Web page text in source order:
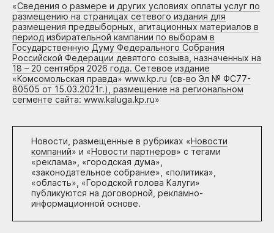
«Сведения о размере и других условиях оплаты услуг по
размещению на страницах сетевого издания для
размещения предвыборных, агитационных материалов в
период избирательной кампании по выборам в
Государственную Думу Федерального Собрания
Российской Федерации девятого созыва, назначенных на
18 – 20 сентября 2026 года. Сетевое издание
«Комсомольская правда» www.kp.ru (св-во Эл № ФС77-
80505 от 15.03.2021г.), размещение на региональном
сегменте сайта: www.kaluga.kp.ru»
Новости, размещенные в рубриках «Новости
компаний» и «Новости партнеров» с тегами
«реклама», «городская дума»,
«законодательное собрание», «политика»,
«область», «Городской голова Калуги»
публикуются на договорной, рекламно-
информационной основе.